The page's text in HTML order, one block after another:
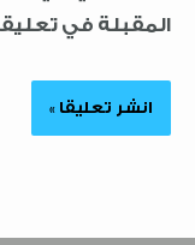
المقبلة في